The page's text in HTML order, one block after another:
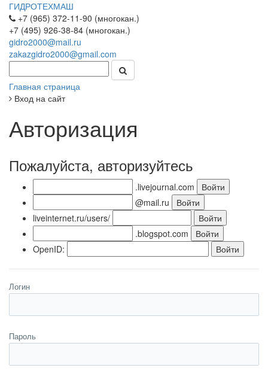
ГИДРОТЕХМАШ
+7 (965) 372-11-90 (многокан.)
+7 (495) 926-38-84 (многокан.)
gidro2000@mail.ru
zakazgidro2000@gmail.com
Главная страница
Вход на сайт
Авторизация
Пожалуйста, авторизуйтесь
.livejournal.com
@mail.ru
liveinternet.ru/users/
.blogspot.com
OpenID:
Логин
Пароль